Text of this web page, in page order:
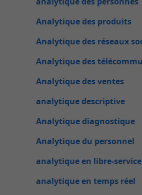
Analytique des produits
Analytique des réseaux
Analytique des
Analytique des ventes
analytique descriptive
Analytique diagnostique
Analytique du personnel
analytique en libre-service
analytique en temps réel